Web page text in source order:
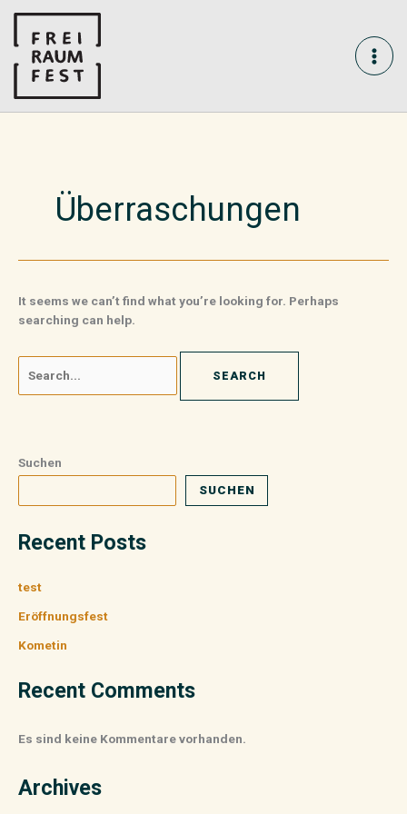
content
Überraschungen
It seems we can’t find what you’re looking for. Perhaps
searching can help.
Suchen
SUCHEN
Recent Posts
test
Eröffnungsfest
Kometin
Recent Comments
Es sind keine Kommentare vorhanden.
Archives